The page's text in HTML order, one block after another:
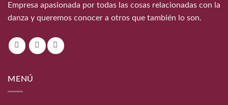
Empresa apasionada por todas las cosas relacionadas con la
danza y queremos conocer a otros que también lo son.
MENÚ